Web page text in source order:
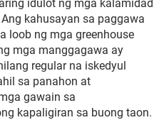
idulot ng mga kalamidad
kahusayan sa paggawa
loob ng mga greenhouse
mga manggagawa ay
regular na iskedyul
sa panahon at
gawain sa
kapaligiran sa buong taon.